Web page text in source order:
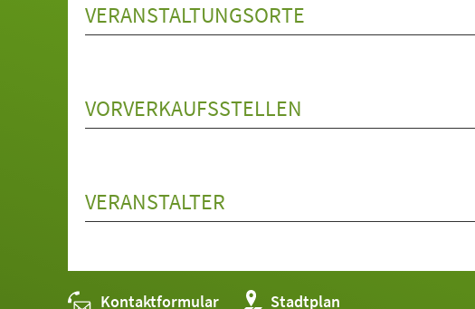
VERANSTALTUNGSORTE
VORVERKAUFSSTELLEN
VERANSTALTER
Kontaktformular Stadtplan
(Öffnet